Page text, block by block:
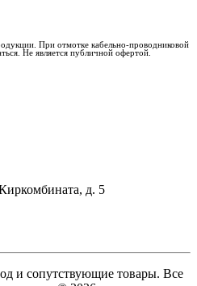
При отмотке кабельно-проводниковой
Не является публичной офертой.
д. 5
и сопутствующие товары. Все